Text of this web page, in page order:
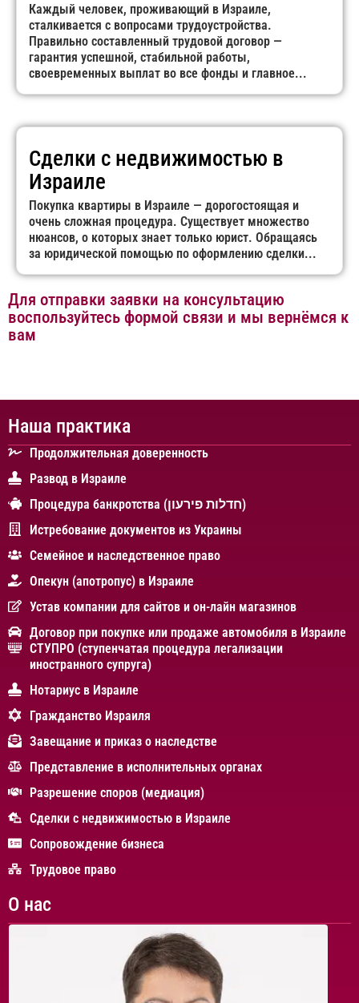
Каждый человек, проживающий в Израиле,
сталкивается с вопросами трудоустройства.
Правильно составленный трудовой договор —
гарантия успешной, стабильной работы,
своевременных выплат во все фонды и главное...
Сделки с недвижимостью в
Израиле
Покупка квартиры в Израиле — дорогостоящая и
очень сложная процедура. Существует множество
нюансов, о которых знает только юрист. Обращаясь
за юридической помощью по оформлению сделки...
Для отправки заявки на консультацию
воспользуйтесь формой связи и мы вернёмся к
вам
Наша практика
Продолжительная доверенность
Развод в Израиле
Процедура банкротства (חדלות פירעון)
Истребование документов из Украины
Cемейное и наследственное право
Опекун (апотропус) в Израиле
Устав компании для сайтов и он-лайн магазинов
Договор при покупке или продаже автомобиля в Израиле
СТУПРО (ступенчатая процедура легализации
иностранного супруга)
Нотариус в Израиле
Гражданство Израиля
Завещание и приказ о наследстве
Представление в исполнительных органах
Разрешение споров (медиация)
Сделки с недвижимостью в Израиле
Сопровождение бизнеса
Трудовое право
О нас